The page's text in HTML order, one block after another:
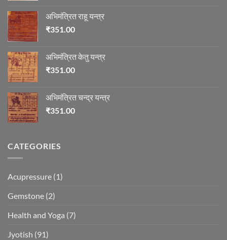
अभिमंत्रित राहू यन्त्र
₹351.00
अभिमंत्रित केतु यन्त्र
₹351.00
अभिमंत्रित चन्द्र यन्त्र
₹351.00
CATEGORIES
Acupressure (1)
Gemstone (2)
Health and Yoga (7)
Jyotish (91)